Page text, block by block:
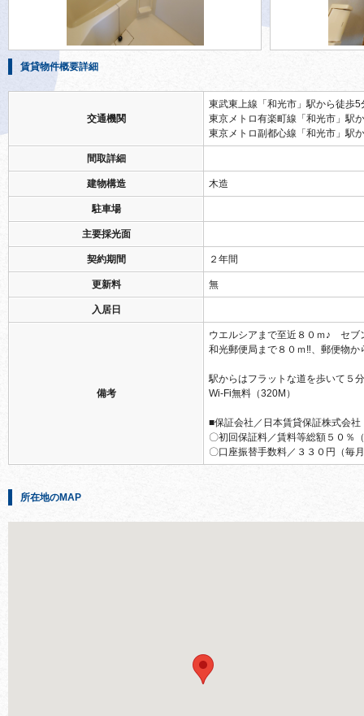
賃貸物件概要詳細
交通機関
東武東上線「和光市」駅から徒歩5
東京メトロ有楽町線「和光市」駅
東京メトロ副都心線「和光市」駅
間取詳細
建物構造 木造
駐車場
主要採光面
契約期間 ２年間
更新料 無
入居日
備考
ウエルシアまで至近８０ｍ♪ セブ
和光郵便局まで８０ｍ‼、郵便物
駅からはフラットな道を歩いて５
Wi-Fi無料（320M）
■保証会社／日本賃貸保証株式会社
〇初回保証料／賃料等総額５０％
〇口座振替手数料／３３０円（毎
所在地のMAP